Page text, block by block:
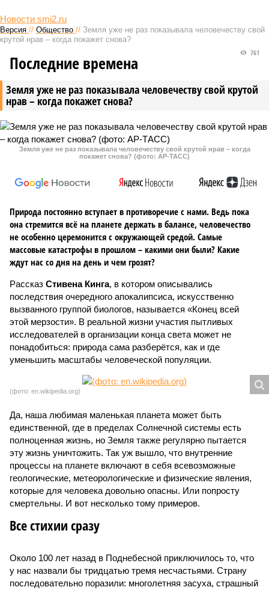
Новости smi2.ru
Версия // Общество // Земля уже не раз показывала человечеству свой
крутой нрав – когда покажет снова?
Земля уже не раз показывала человечеству свой крутой
нрав – когда покажет снова?
761
Последние времена
Земля уже не раз показывала человечеству свой крутой нрав – когда
покажет снова? (фото: АР-ТАСС)
Природа постоянно вступает в противоречие с нами. Ведь пока
она стремится всё на планете держать в балансе, человечество
не особенно церемонится с окружающей средой. Самые
массовые катастрофы в прошлом – какими они были? Какие
ждут нас со дня на день и чем грозят?
Рассказ Стивена Кинга, в котором описывались
последствия очередного апокалипсиса, искусственно
вызванного группой биологов, называется «Конец всей
этой мерзости». В реальной жизни участия пытливых
исследователей в организации конца света может не
понадобиться: природа сама разберётся, как и где
уменьшить масштабы человеческой популяции.
(фото: en.wikipedia.org)
Да, наша любимая маленькая планета может быть
единственной, где в пределах Солнечной системы есть
полноценная жизнь, но Земля также регулярно пытается
эту жизнь уничтожить. Так уж вышло, что внутренние
процессы на планете включают в себя всевозможные
геологические, метеорологические и физические явления,
которые для человека довольно опасны. Или попросту
смертельны. И вот несколько тому примеров.
Все стихии сразу
Около 100 лет назад в Поднебесной приключилось то, что
у нас назвали бы тридцатью тремя несчастьями. Страну
последовательно поразили: многолетняя засуха, страшный